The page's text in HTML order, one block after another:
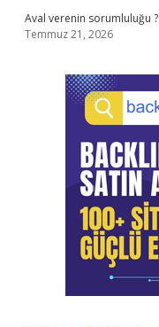
Aval verenin sorumluluğu ?
Temmuz 21, 2026